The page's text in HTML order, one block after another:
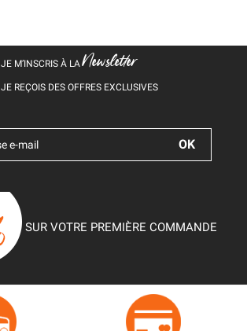
JE M’INSCRIS À LANewsletter
JE REÇOIS DES OFFRES EXCLUSIVES
SUR VOTRE PREMIÈRE COMMANDE